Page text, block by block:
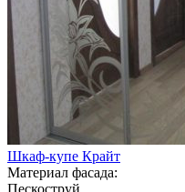
Шкаф-купе Крайт
Материал фасада:
Пескоструй